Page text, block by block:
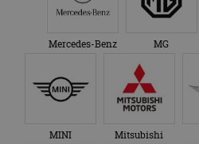
Mercedes-Benz MG
MINI Mitsubishi